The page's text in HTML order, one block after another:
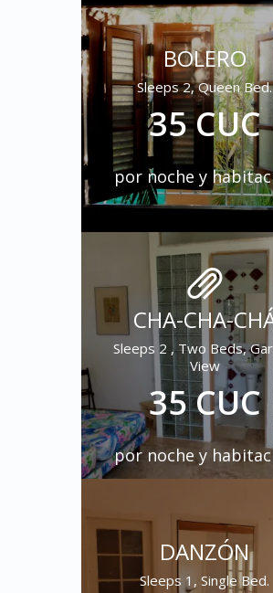
BOLERO
Sleeps 2, Queen Bed.
35 CUC
por noche y
CHA-CHA-
Sleeps 2 , Two Beds,
View
35 CUC
por noche y
DANZÓN
Sleeps 1, Single Bed.